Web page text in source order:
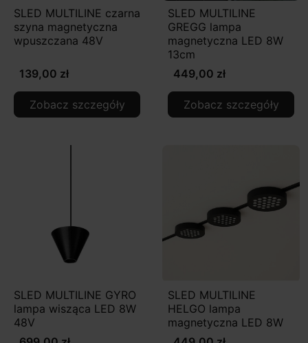
SLED MULTILINE czarna
szyna magnetyczna
wpuszczana 48V
139,00 zł
Zobacz szczegóły
SLED MULTILINE
GREGG lampa
magnetyczna LED 8W
13cm
449,00 zł
Zobacz szczegóły
SLED MULTILINE GYRO
lampa wisząca LED 8W
48V
SLED MULTILINE
HELGO lampa
magnetyczna LED 8W